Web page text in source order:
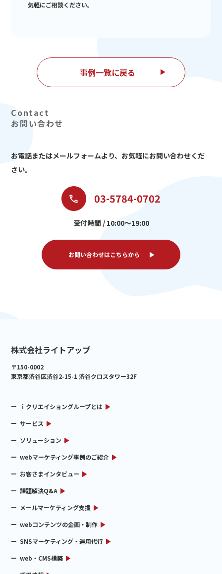
気軽にご相談ください。
事例一覧に戻る
お問い合わせ
お電話またはメールフォームより、 お気軽にお問い合わせくだ
さい。
03-5784-0702
受付時間 / 10:00～19:00
お問い合わせはこちらから
株式会社ライトアップ
〒150-0002
東京都渋谷区渋谷2-15-1 渋谷クロスタワー32F
ｉクリエイショングループとは
サービス
ソリューション
webマーケティング事例のご紹介
お客さまインタビュー
課題解決Q&A
メールマーケティング支援
webコンテンツの企画・制作
SNSマーケティング・運用代行
web・CMS構築